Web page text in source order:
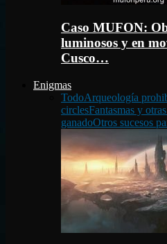
Caso MUFON:
luminosos y en
Cusco…
Enigmas
TodoArqueología
circlesFantasmas y
ganadoOtros sucesos